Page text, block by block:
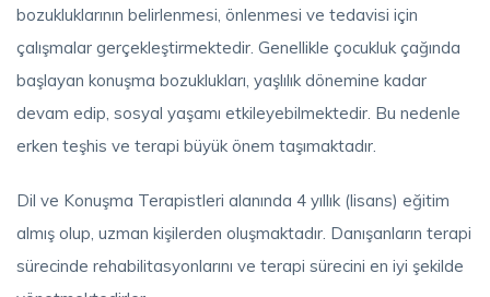
bozukluklarının belirlenmesi, önlenmesi ve tedavisi için
çalışmalar gerçekleştirmektedir. Genellikle çocukluk çağında
başlayan konuşma bozuklukları, yaşlılık dönemine kadar
devam edip, sosyal yaşamı etkileyebilmektedir. Bu nedenle
erken teşhis ve terapi büyük önem taşımaktadır.
Dil ve Konuşma Terapistleri alanında 4 yıllık (lisans) eğitim
almış olup, uzman kişilerden oluşmaktadır. Danışanların terapi
sürecinde rehabilitasyonlarını ve terapi sürecini en iyi şekilde